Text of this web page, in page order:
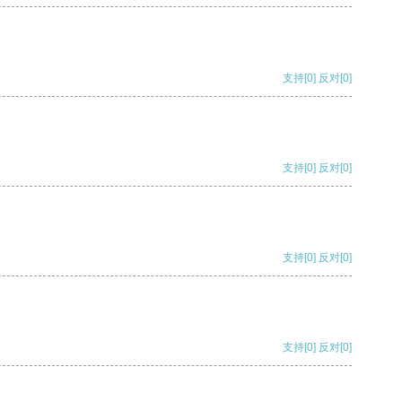
支持[0] 反对[0]
支持[0] 反对[0]
支持[0] 反对[0]
支持[0] 反对[0]